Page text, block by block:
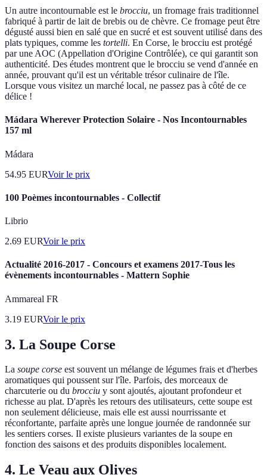
Un autre incontournable est le brocciu, un fromage frais traditionnel
fabriqué à partir de lait de brebis ou de chèvre. Ce fromage peut être
dégusté aussi bien en salé que en sucré et est souvent utilisé dans des
plats typiques, comme les tortelli. En Corse, le brocciu est protégé
par une AOC (Appellation d'Origine Contrôlée), ce qui garantit son
authenticité. Des études montrent que le brocciu se vend d'année en
année, prouvant qu'il est un véritable trésor culinaire de l'île.
Lorsque vous visitez un marché local, ne passez pas à côté de ce
délice !
Mádara Wherever Protection Solaire - Nos Incontournables
157 ml
Mádara
54.95 EURVoir le prix
100 Poèmes incontournables - Collectif
Librio
2.69 EURVoir le prix
Actualité 2016-2017 - Concours et examens 2017-Tous les
évènements incontournables - Mattern Sophie
Ammareal FR
3.19 EURVoir le prix
3. La Soupe Corse
La soupe corse est souvent un mélange de légumes frais et d'herbes
aromatiques qui poussent sur l'île. Parfois, des morceaux de
charcuterie ou du brocciu y sont ajoutés, ajoutant profondeur et
richesse au plat. D'après les retours des utilisateurs, cette soupe est
non seulement délicieuse, mais elle est aussi nourrissante et
réconfortante, parfaite après une longue journée de randonnée sur
les sentiers corses. Il existe plusieurs variantes de la soupe en
fonction des saisons et des produits disponibles localement.
4. Le Veau aux Olives